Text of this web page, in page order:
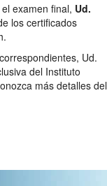
examen final, Ud.
los certificados
Ud.
del Instituto
más detalles del